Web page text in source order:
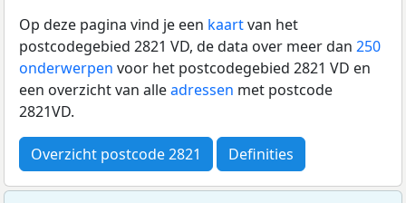
Op deze pagina vind je een kaartvan het
postcodegebied 2821 VD, de data over meer dan 250
onderwerpen voor het postcodegebied 2821 VD en
een overzicht van alleadressen met postcode
2821VD.
Overzicht postcode 2821 Definities